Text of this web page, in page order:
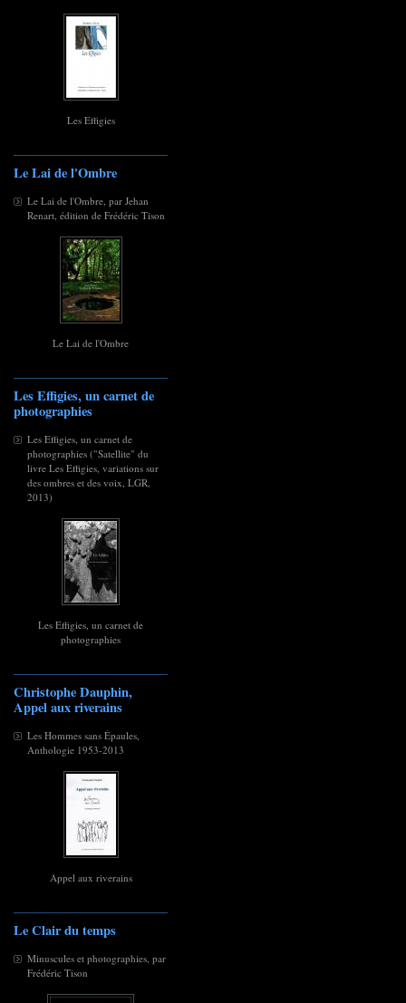
Les Effigies
Le Lai de l'Ombre
Le Lai de l'Ombre, par Jehan
Renart, édition de Frédéric Tison
Le Lai de l'Ombre
Les Effigies, un carnet de
photographies
Les Effigies, un carnet de
photographies ("Satellite" du
livre Les Effigies, variations sur
des ombres et des voix, LGR,
2013)
Les Effigies, un carnet de
photographies
Christophe Dauphin,
Appel aux riverains
Les Hommes sans Épaules,
Anthologie 1953-2013
Appel aux riverains
Le Clair du temps
Minuscules et photographies, par
Frédéric Tison